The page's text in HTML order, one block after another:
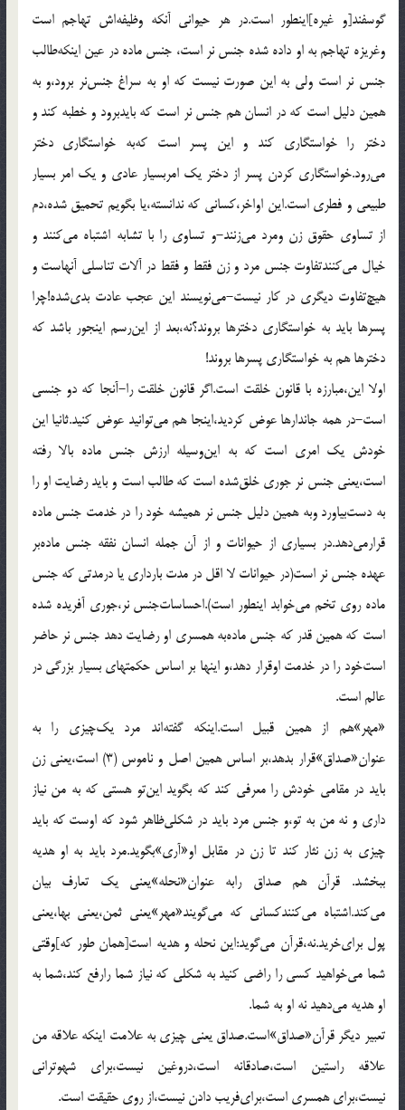
گوسفند[و غیره]اینطور است.در هر حیوانی آنکه وظیفه‌اش تهاجم است
وغریزه تهاجم به او داده شده جنس نر است، جنس ماده در عین اینکه‌طالب
جنس نر است ولی به این صورت نیست که او به سراغ جنس‌نر برود،و به
همین دلیل است که در انسان هم جنس نر است که بایدبرود و خطبه کند و
دختر را خواستگاری کند و این پسر است که‌به خواستگاری دختر
می‌رود.خواستگاری کردن پسر از دختر یک امربسیار عادی و یک امر بسیار
طبیعی و فطری است.این اواخر،کسانی که ندانسته،یا بگویم تحمیق شده،دم
از تساوی حقوق زن ومرد می‌زنند-و تساوی را با تشابه اشتباه می‌کنند و
خیال می‌کنندتفاوت جنس مرد و زن فقط و فقط در آلات تناسلی آنهاست و
هیچ‌تفاوت دیگری در کار نیست-می‌نویسند این عجب عادت بدی‌شده!چرا
پسرها باید به خواستگاری دخترها بروند؟نه،بعد از این‌رسم اینجور باشد که
دخترها هم به خواستگاری پسرها بروند!
اولا این،مبارزه با قانون خلقت است.اگر قانون خلقت را-آنجا که دو جنسی
است-در همه جاندارها عوض کردید،اینجا هم می‌توانید عوض کنید.ثانیا این
خودش یک امری است که به این‌وسیله ارزش جنس ماده بالا رفته
است،یعنی جنس نر جوری خلق‌شده است که طالب است و باید رضایت او را
به دست‌بیاورد وبه همین دلیل جنس نر همیشه خود را در خدمت جنس ماده
قرارمی‌دهد.در بسیاری از حیوانات و از آن جمله انسان نفقه جنس ماده‌بر
عهده جنس نر است(در حیوانات لا اقل در مدت بارداری یا درمدتی که جنس
ماده روی تخم می‌خوابد اینطور است).احساسات‌جنس نر،جوری آفریده شده
است که همین قدر که جنس ماده‌به همسری او رضایت دهد جنس نر حاضر
است‌خود را در خدمت اوقرار دهد،و اینها بر اساس حکمتهای بسیار بزرگی در
عالم است.
«مهر»هم از همین قبیل است.اینکه گفته‌اند مرد یک‌چیزی را به
عنوان‌«صداق‌»قرار بدهد،بر اساس همین اصل و ناموس (3) است،یعنی زن
باید در مقامی خودش را معرفی کند که بگوید این‌تو هستی که به من نیاز
داری و نه من به تو،و جنس مرد باید در شکلی‌ظاهر شود که اوست که باید
چیزی به زن نثار کند تا زن در مقابل او«آری‌»بگوید.مرد باید به او هدیه
ببخشد. قرآن هم صداق رابه عنوان‌«نحله‌»یعنی یک تعارف بیان
می‌کند.اشتباه می‌کنندکسانی که می‌گویند«مهر»یعنی ثمن،یعنی بها،یعنی
پول برای‌خرید.نه،قرآن می‌گوید:این نحله و هدیه است[همان طور که]وقتی
شما می‌خواهید کسی را راضی کنید به شکلی که نیاز شما رارفع کند،شما به
او هدیه می‌دهید نه او به شما.
تعبیر دیگر قرآن‌«صداق‌»است.صداق یعنی چیزی به علامت اینکه علاقه من
علاقه راستین است،صادقانه است،دروغین نیست،برای شهوترانی
نیست،برای همسری است،برای‌فریب دادن نیست،از روی حقیقت است.